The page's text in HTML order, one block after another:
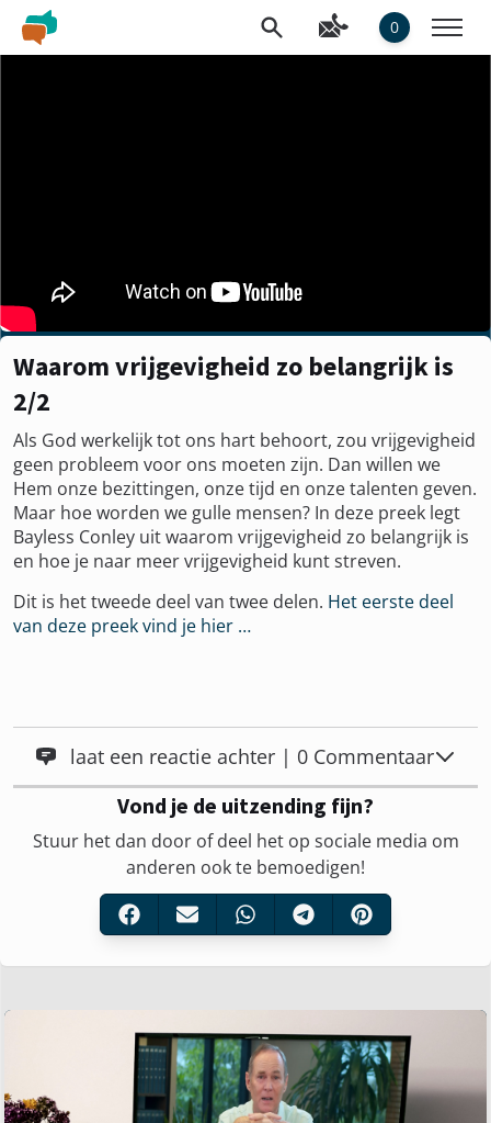
0
Waarom vrijgevigheid zo belangrijk is
2/2
Als God werkelijk tot ons hart behoort, zou vrijgevigheid
geen probleem voor ons moeten zijn. Dan willen we
Hem onze bezittingen, onze tijd en onze talenten geven.
Maar hoe worden we gulle mensen? In deze preek legt
Bayless Conley uit waarom vrijgevigheid zo belangrijk is
en hoe je naar meer vrijgevigheid kunt streven.
Dit is het tweede deel van twee delen. Het eerste deel
van deze preek vind je hier …
laat een reactie achter | 0 Commentaar
Vond je de uitzending fijn?
Stuur het dan door of deel het op sociale media om
anderen ook te bemoedigen!